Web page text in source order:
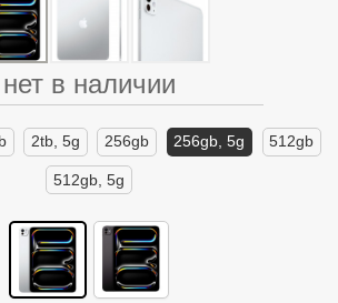
нет в наличии
2tb, 5g 256gb 256gb, 5g 512gb
512gb, 5g